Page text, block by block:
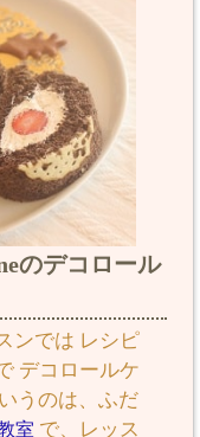
のデコロール
ンでは レシピ
デコロールケ
うのは、ふだ
室 で、レッス